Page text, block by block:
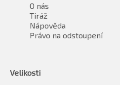
O nás
Tiráž
Nápověda
Právo na odstoupení
Velikosti